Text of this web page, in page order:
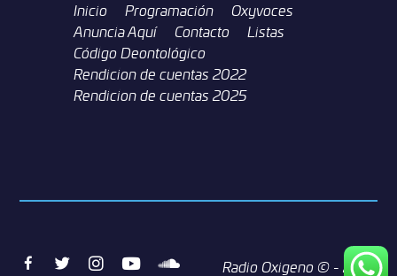
Inicio Programación
Oxyvoces
Anuncia Aquí
Contacto
Listas
Código Deontológico
Rendicion de cuentas 2022
Rendicion de cuentas 2025
Facebook
TwitterInstagram
YoutubeSoundcloudRadio Oxigeno © - 2026